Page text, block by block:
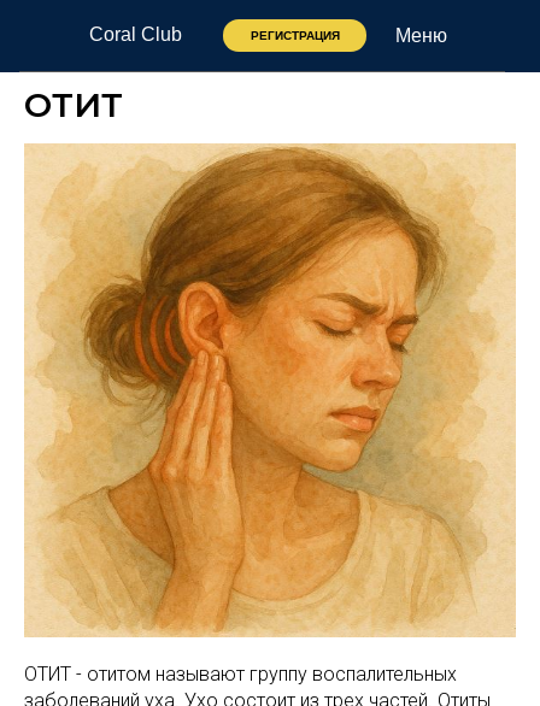
Coral Club Меню
РЕГИСТРАЦИЯ
ОТИТ
ОТИТ - отитом называют группу воспалительных
заболеваний уха. Ухо состоит из трех частей. Отиты